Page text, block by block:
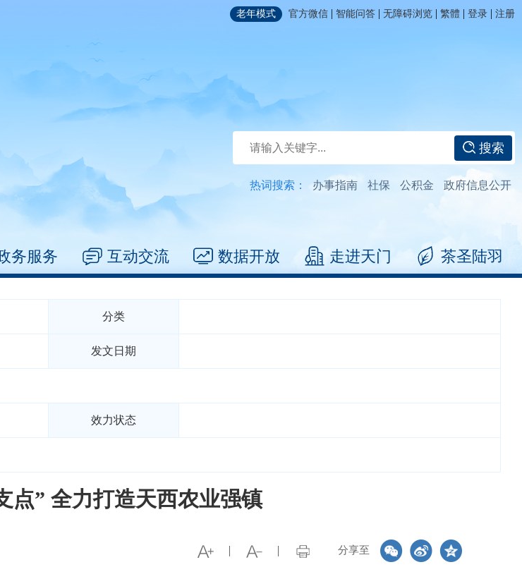
老年模式 官方微信 | 智能问答 | 无障碍浏览 | 繁體 | 登录 | 注册
搜索
热词搜索： 办事指南 社保 公积金 政府信息公开
务服务 互动交流 数据开放 走进天门 茶圣陆羽
分类
发文日期
效力状态
点” 全力打造天西农业强镇
分享至